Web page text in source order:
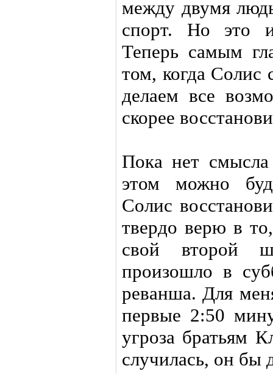
между двумя
спорт. Но это
Теперь самым
том, когда Солис
делаем все
скорее
Пока нет
этом можно
Солис
твердо верю в
свой второй
произошло в
реванша. Для
первые 2:50
угроза братьям
случилась, он бы